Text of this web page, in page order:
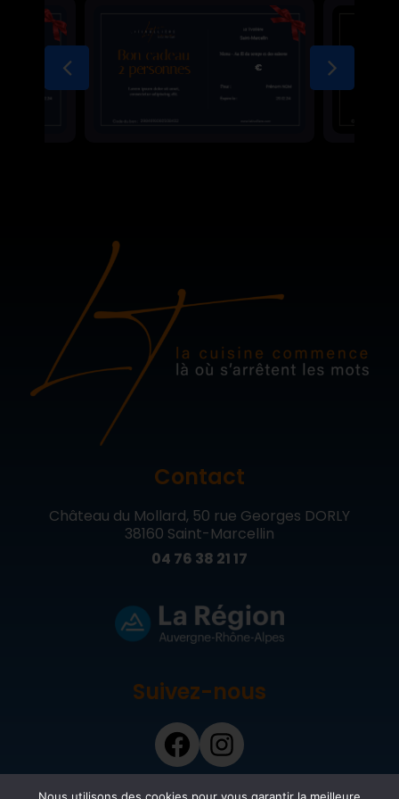
Contact
Château du Mollard, 50 rue Georges DORLY
38160 Saint-Marcellin
04 76 38 21 17
Suivez-nous